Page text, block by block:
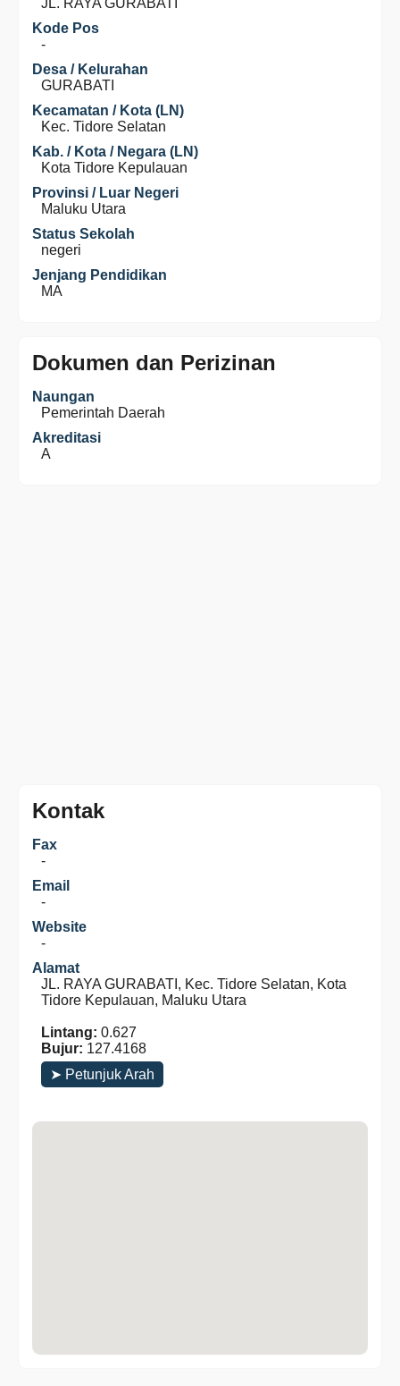
JL. RAYA GURABATI
Kode Pos
-
Desa / Kelurahan
GURABATI
Kecamatan / Kota (LN)
Kec. Tidore Selatan
Kab. / Kota / Negara (LN)
Kota Tidore Kepulauan
Provinsi / Luar Negeri
Maluku Utara
Status Sekolah
negeri
Jenjang Pendidikan
MA
Dokumen dan Perizinan
Naungan
Pemerintah Daerah
Akreditasi
A
Kontak
Fax
-
Email
-
Website
-
Alamat
JL. RAYA GURABATI, Kec. Tidore Selatan, Kota
Tidore Kepulauan, Maluku Utara
Lintang: 0.627
Bujur: 127.4168
➤ Petunjuk Arah